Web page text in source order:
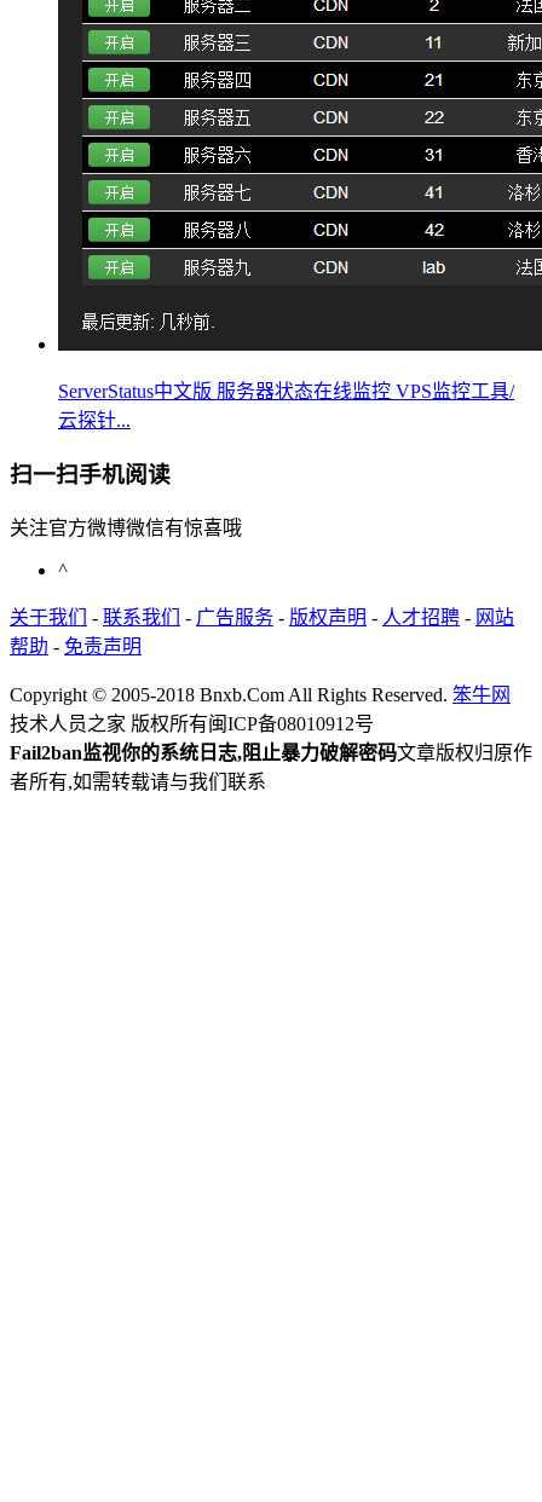
ServerStatus中文版 服务器状态在线监控 VPS监控工具/
云探针...
扫一扫手机阅读
关注官方微博微信有惊喜哦
^
关于我们 - 联系我们 - 广告服务 - 版权声明 - 人才招聘 - 网站
帮助 - 免责声明
Copyright © 2005-2018 Bnxb.Com All Rights Reserved. 笨牛网
技术人员之家 版权所有闽ICP备08010912号
Fail2ban监视你的系统日志,阻止暴力破解密码文章版权归原作
者所有,如需转载请与我们联系